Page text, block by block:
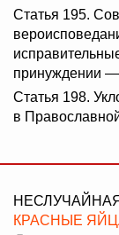
Статья 195.
принуждении —
Статья 198.
в
КРАСНЫЕ